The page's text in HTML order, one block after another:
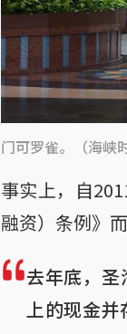
门可罗雀。（海峡
事实上，自
融资）条例》而
去年底，
上的现金并